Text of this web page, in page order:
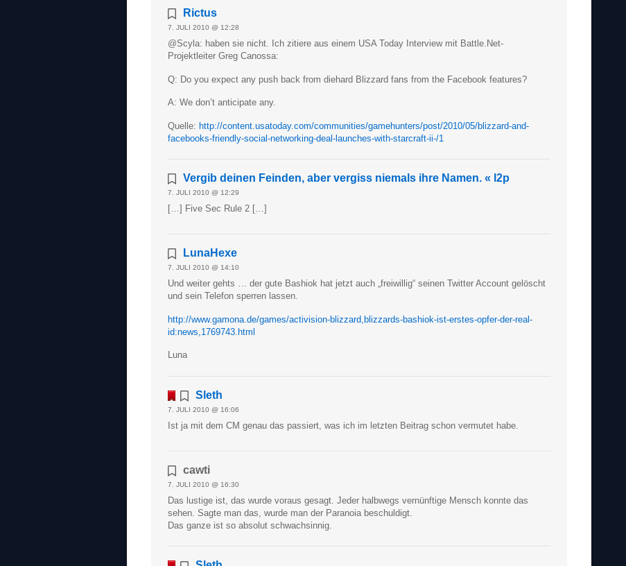
Rictus
7. JULI 2010 @ 12:28
@Scyla: haben sie nicht. Ich zitiere aus einem USA Today Interview mit Battle.Net-
Projektleiter Greg Canossa:
Q: Do you expect any push back from diehard Blizzard fans from the Facebook features?
A: We don’t anticipate any.
Quelle: http://content.usatoday.com/communities/gamehunters/post/2010/05/blizzard-and-
facebooks-friendly-social-networking-deal-launches-with-starcraft-ii-/1
Vergib deinen Feinden, aber vergiss niemals ihre Namen. « l2p
7. JULI 2010 @ 12:29
[…] Five Sec Rule 2 […]
LunaHexe
7. JULI 2010 @ 14:10
Und weiter gehts … der gute Bashiok hat jetzt auch „freiwillig“ seinen Twitter Account gelöscht
und sein Telefon sperren lassen.
http://www.gamona.de/games/activision-blizzard,blizzards-bashiok-ist-erstes-opfer-der-real-
id:news,1769743.html
Luna
Sleth
7. JULI 2010 @ 16:06
Ist ja mit dem CM genau das passiert, was ich im letzten Beitrag schon vermutet habe.
cawti
7. JULI 2010 @ 16:30
Das lustige ist, das wurde voraus gesagt. Jeder halbwegs vernünftige Mensch konnte das
sehen. Sagte man das, wurde man der Paranoia beschuldigt.
Das ganze ist so absolut schwachsinnig.